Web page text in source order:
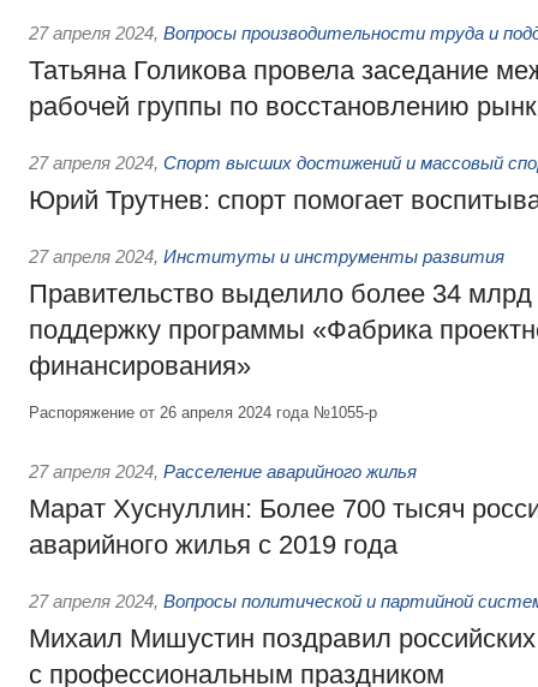
27 апреля 2024, Вопросы производительности труда и
Татьяна Голикова провела заседание
рабочей группы по восстановлению
27 апреля 2024, Спорт высших достижений и массовый
Юрий Трутнев: спорт помогает
27 апреля 2024, Институты и инструменты развития
Правительство выделило более 34 млрд
поддержку программы «Фабрика
финансирования»
Распоряжение от 26 апреля 2024 года №1055-р
27 апреля 2024, Расселение аварийного жилья
Марат Хуснуллин: Более 700 тысяч
аварийного жилья с 2019 года
27 апреля 2024, Вопросы политической и партийной
Михаил Мишустин поздравил
с профессиональным праздником